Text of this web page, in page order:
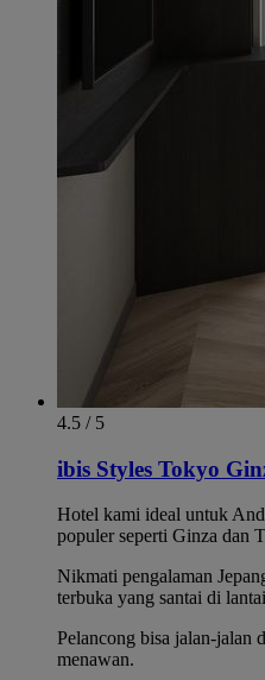
4.5 / 5
ibis Styles Tokyo
Hotel kami ideal untuk
populer seperti Ginza dan
Nikmati pengalaman
terbuka yang santai di lantai
Pelancong bisa jalan-jalan
menawan.